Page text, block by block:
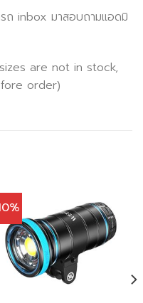
ถ inbox มาสอบถามแอดมิ
are not in stock,
order)